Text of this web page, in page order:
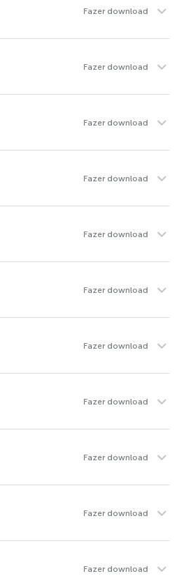
Fazer download
Fazer download
Fazer download
Fazer download
Fazer download
Fazer download
Fazer download
Fazer download
Fazer download
Fazer download
Fazer download